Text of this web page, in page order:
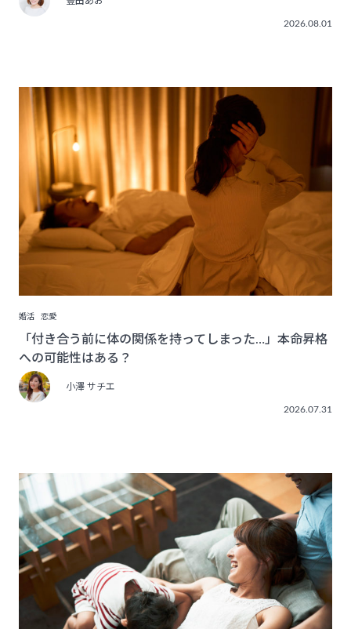
2026.08.01
婚活 恋愛
「付き合う前に体の関係を持ってしまった…」本命昇格
への可能性はある？
小澤 サチエ
2026.07.31